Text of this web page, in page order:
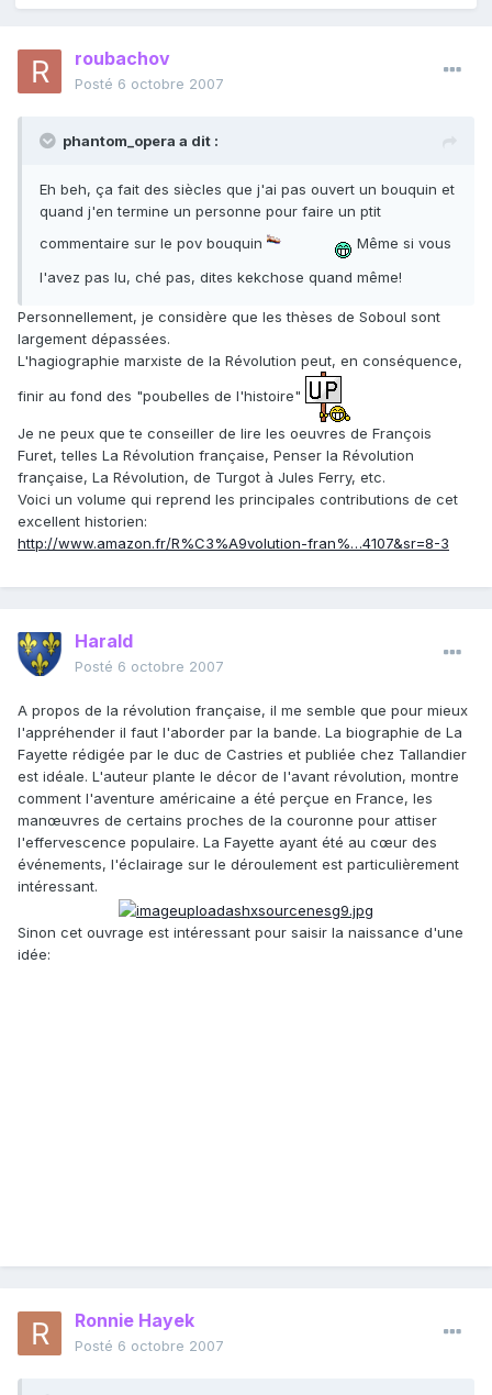
roubachov
Posté 6 octobre 2007
phantom_opera a dit :
Eh beh, ça fait des siècles que j'ai pas ouvert un bouquin et
quand j'en termine un personne pour faire un ptit
commentaire sur le pov bouquin
Même si vous
l'avez pas lu, ché pas, dites kekchose quand même!
Personnellement, je considère que les thèses de Soboul sont
largement dépassées.
L'hagiographie marxiste de la Révolution peut, en conséquence,
finir au fond des "poubelles de l'histoire"
Je ne peux que te conseiller de lire les oeuvres de François
Furet, telles La Révolution française, Penser la Révolution
française, La Révolution, de Turgot à Jules Ferry, etc.
Voici un volume qui reprend les principales contributions de cet
excellent historien:
http://www.amazon.fr/R%C3%A9volution-fran%…4107&sr=8-3
Harald
Posté 6 octobre 2007
A propos de la révolution française, il me semble que pour mieux
l'appréhender il faut l'aborder par la bande. La biographie de La
Fayette rédigée par le duc de Castries et publiée chez Tallandier
est idéale. L'auteur plante le décor de l'avant révolution, montre
comment l'aventure américaine a été perçue en France, les
manœuvres de certains proches de la couronne pour attiser
l'effervescence populaire. La Fayette ayant été au cœur des
événements, l'éclairage sur le déroulement est particulièrement
intéressant.
Sinon cet ouvrage est intéressant pour saisir la naissance d'une
idée:
Ronnie Hayek
Posté 6 octobre 2007